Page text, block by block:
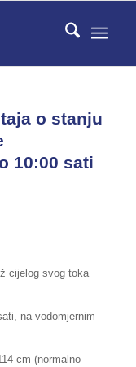
o stanju
10:00 sati
cijelog svog toka
na vodomjernim
(normalno